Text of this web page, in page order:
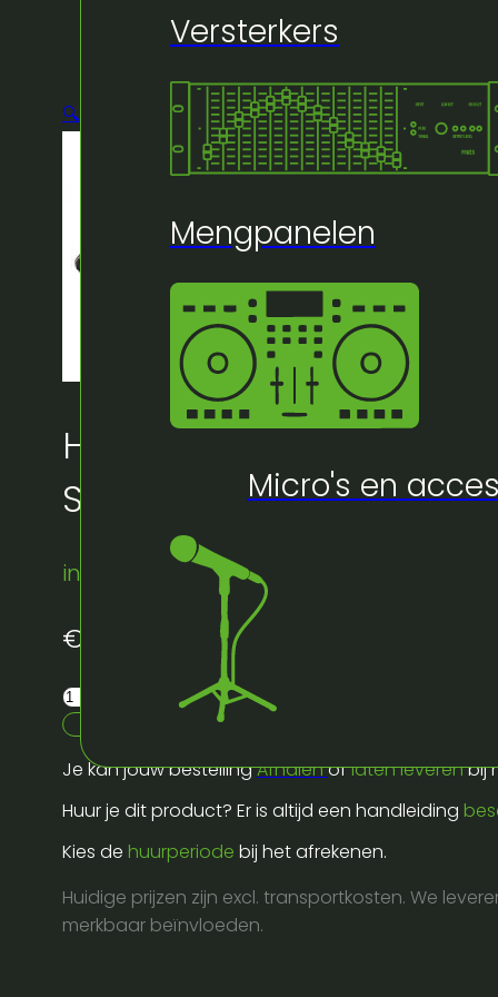
Versterkers
Mengpanelen
Micro's en
🔍
Huur bij Artifex:
Stereo jack -> xlr M
instock
€
Stereo
jack
-
>
xlr
aantal
Reserveer dit artikel
Je kan jouw bestellingAfhalenoflaten leverenbij
Huur je dit product? Er is altijd een handleiding
Kies de huurperiode bij het afrekenen.
Huidige prijzen zijn excl. transportkosten. We
merkbaar beïnvloeden.